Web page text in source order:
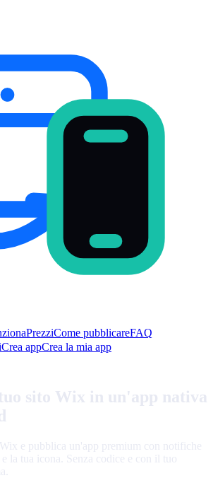
PrezziCome pubblicareFAQ
Crea appCrea la mia app
sito Wix in un'app nativa
e pubblica un'app premium con notifiche
la tua icona. Senza codice e con il tuo